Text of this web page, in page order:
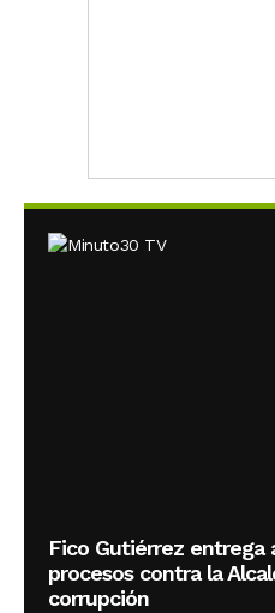
Fico Gutiérrez entrega
procesos contra la
corrupción